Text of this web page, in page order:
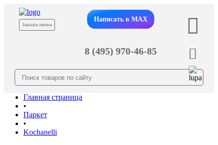
Заказать звонок
Написать в MAX
8 (495) 970-46-85
Главная страница
•
Паркет
•
Kochanelli